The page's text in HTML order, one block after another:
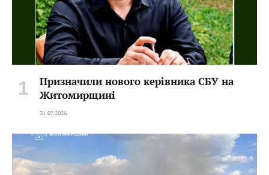
Призначили нового керівника СБУ на
Житомирщині
31.07.2026